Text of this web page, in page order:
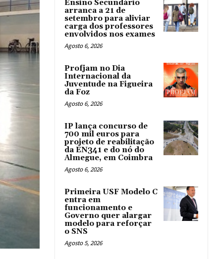
Ensino Secundário
arranca a 21 de
setembro para aliviar
carga dos professores
envolvidos nos exames
Agosto 6, 2026
Profjam no Dia
Internacional da
Juventude na Figueira
da Foz
Agosto 6, 2026
IP lança concurso de
700 mil euros para
projeto de reabilitação
da EN341 e do nó do
Almegue, em Coimbra
Agosto 6, 2026
Primeira USF Modelo C
entra em
funcionamento e
Governo quer alargar
modelo para reforçar
o SNS
Agosto 5, 2026